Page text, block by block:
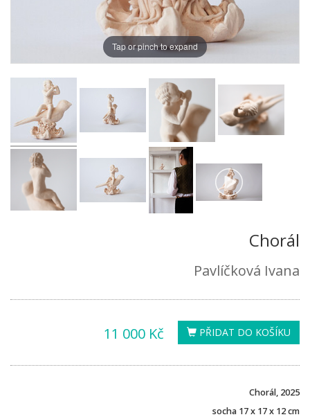
Tap or pinch to expand
Chorál
Pavlíčková Ivana
PŘIDAT DO KOŠÍKU
11 000 Kč
Chorál, 2025
socha 17 x 17 x 12 cm